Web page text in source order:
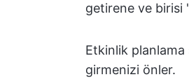
getirene ve birisi
Etkinlik
girmenizi önler.